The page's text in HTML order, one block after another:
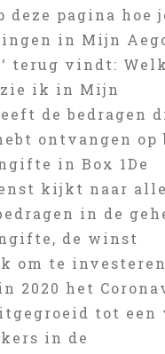
deze pagina hoe
in Mijn
terug vindt:
ik in Mijn
de bedragen
ontvangen op
in Box 1De
kijkt naar alle
in de
de winst
om te
2020 het
tot een
in de